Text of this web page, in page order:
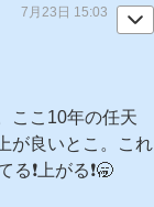
7月23日 15:03
ここ10年の任天
が良いとこ。これ
❗️上がる❗️🥱